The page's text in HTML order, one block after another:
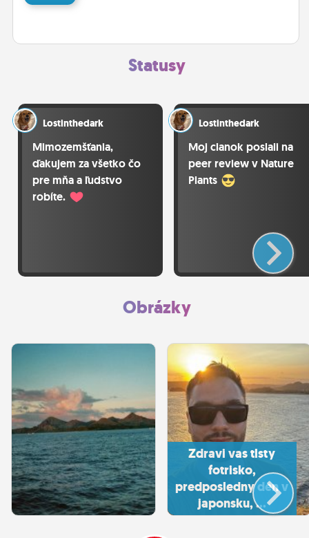
Statusy
Lostinthedark
Mimozemšťania,
ďakujem za všetko čo
pre mňa a ľudstvo
robíte.
Lostinthedark
Moj clanok poslali na
peer review v Nature
Plants
Obrázky
Zdravi vas tlsty
fotrisko,
predposledny den v
japonsku, ...